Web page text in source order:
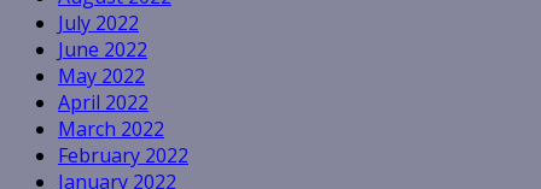
July 2022
June 2022
May 2022
April 2022
March 2022
February 2022
January 2022